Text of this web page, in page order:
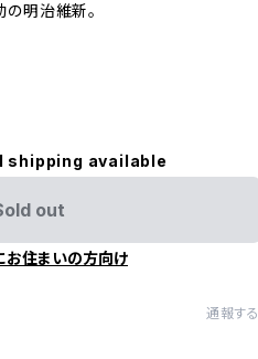
明治維新。
shipping available
out
お住まいの方向け
通報する